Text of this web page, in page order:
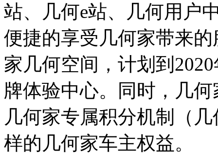
站、几何e站、几何用户
便捷的享受几何家带来
家几何空间，计划到
牌体验中心。同时，几
几何家专属积分机制（
样的几何家车主权益。